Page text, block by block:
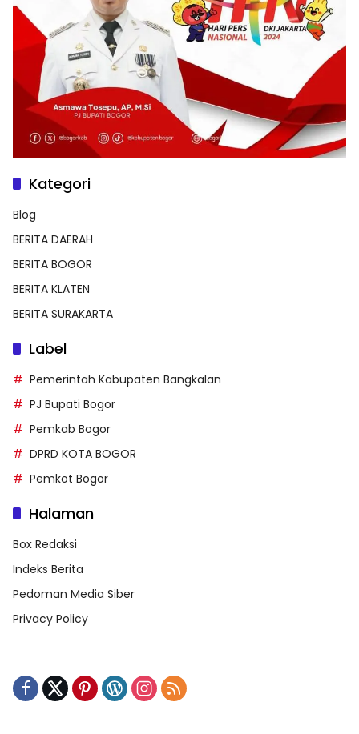
Kategori
Blog
BERITA DAERAH
BERITA BOGOR
BERITA KLATEN
BERITA SURAKARTA
Label
Pemerintah Kabupaten Bangkalan
PJ Bupati Bogor
Pemkab Bogor
DPRD KOTA BOGOR
Pemkot Bogor
Halaman
Box Redaksi
Indeks Berita
Pedoman Media Siber
Privacy Policy